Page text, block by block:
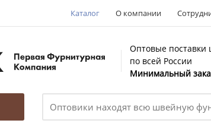
Каталог О компании
Оптовые
по всей России
Минимальный